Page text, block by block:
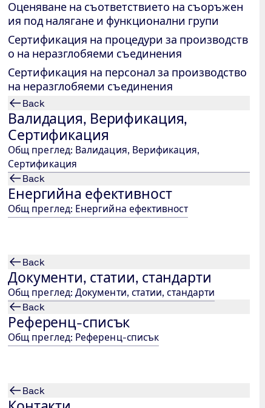
Оценяване на съответствието на съоръжен
ия под налягане и функционални групи
Сертификация на процедури за производств
о на неразглобяеми съединения
Сертификация на персонал за производство
на неразглобяеми съединения
Back
Валидация, Верификация,
Сертификация
Общ преглед: Валидация, Верификация,
Сертификация
Back
Енергийна ефективност
Общ преглед: Енергийна ефективност
Back
Документи, статии, стандарти
Общ преглед: Документи, статии, стандарти
Back
Референц-списък
Общ преглед: Референц-списък
Back
Изпрати
ет.3, ап. 5, 1113 София / България